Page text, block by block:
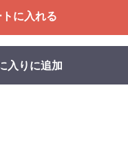
トに入れる
入りに追加